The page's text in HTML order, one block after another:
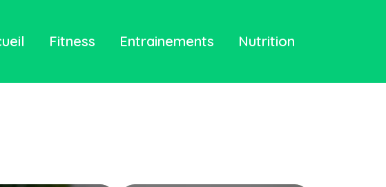
Fitness Entrainements Nutrition